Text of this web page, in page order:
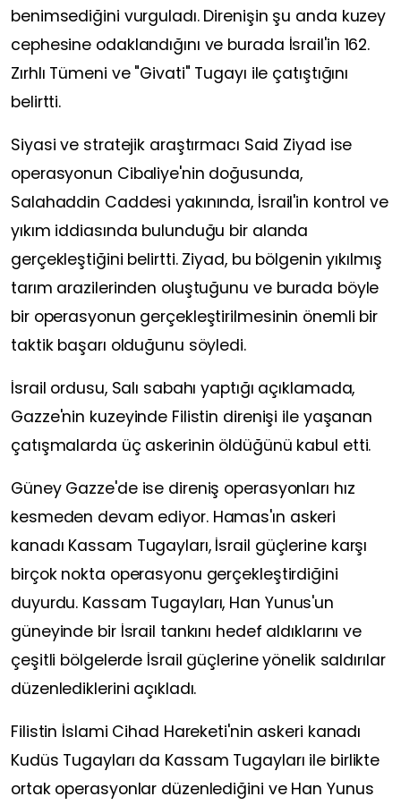
benimsediğini vurguladı. Direnişin şu anda kuzey
cephesine odaklandığını ve burada İsrail'in 162.
Zırhlı Tümeni ve "Givati" Tugayı ile çatıştığını
belirtti.
Siyasi ve stratejik araştırmacı Said Ziyad ise
operasyonun Cibaliye'nin doğusunda,
Salahaddin Caddesi yakınında, İsrail'in kontrol ve
yıkım iddiasında bulunduğu bir alanda
gerçekleştiğini belirtti. Ziyad, bu bölgenin yıkılmış
tarım arazilerinden oluştuğunu ve burada böyle
bir operasyonun gerçekleştirilmesinin önemli bir
taktik başarı olduğunu söyledi.
İsrail ordusu, Salı sabahı yaptığı açıklamada,
Gazze'nin kuzeyinde Filistin direnişi ile yaşanan
çatışmalarda üç askerinin öldüğünü kabul etti.
Güney Gazze'de ise direniş operasyonları hız
kesmeden devam ediyor. Hamas'ın askeri
kanadı Kassam Tugayları, İsrail güçlerine karşı
birçok nokta operasyonu gerçekleştirdiğini
duyurdu. Kassam Tugayları, Han Yunus'un
güneyinde bir İsrail tankını hedef aldıklarını ve
çeşitli bölgelerde İsrail güçlerine yönelik saldırılar
düzenlediklerini açıkladı.
Filistin İslami Cihad Hareketi'nin askeri kanadı
Kudüs Tugayları da Kassam Tugayları ile birlikte
ortak operasyonlar düzenlediğini ve Han Yunus